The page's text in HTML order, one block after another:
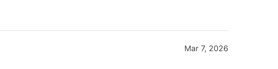
Mar 7, 2026